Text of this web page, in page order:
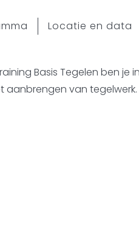
Locatie en data
Basis Tegelen ben
aanbrengen van